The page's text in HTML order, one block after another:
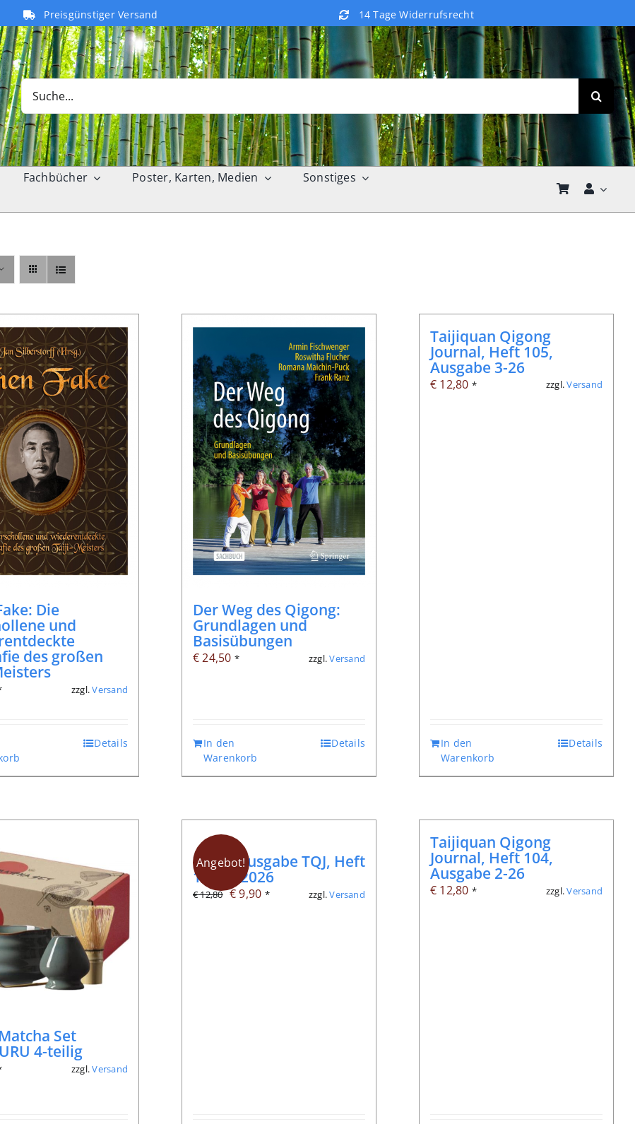
Preisgünstiger Versand 14 Tage Widerrufsrecht
Search
for:
Fachbücher Poster, Karten, Medien
Sonstiges
Die
und
des großen
zzgl.Versand
Details
Der Weg des Qigong:
Grundlagen und
Basisübungen
€24,50 * zzgl.Versand
In den
Warenkorb
Details
Taijiquan Qigong
Journal, Heft 105,
Ausgabe 3-26
€ 12,80 * zzgl.Versand
In den
Warenkorb
Details
Set
4-teilig
zzgl.Versand
Angebot!
Digitalausgabe TQJ, Heft
104, 2/2026
€12,80 Ursprünglicher
€9,90Aktueller
* zzgl.Versand
Taijiquan Qigong
Journal, Heft 104,
Ausgabe 2-26
€ 12,80 * zzgl.Versand